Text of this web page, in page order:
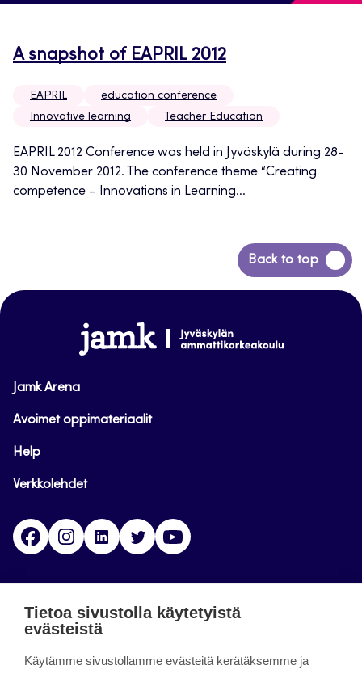
A snapshot of EAPRIL 2012
EAPRIL
education conference
Innovative learning
Teacher Education
EAPRIL 2012 Conference was held in Jyväskylä during 28-
30 November 2012. The conference theme “Creating
competence – Innovations in Learning...
Back to top
Siirry
takaisin
www.jamk.fi
Jamk Arena
Avoimet oppimateriaalit
Help
Verkkolehdet
FacebookInstagramLinkedinTwitter
päättynyt 11.9.2023.
Tietoa sivustolla käytetyistä
evästeistä
Käytämme sivustollamme evästeitä kerätäksemme ja